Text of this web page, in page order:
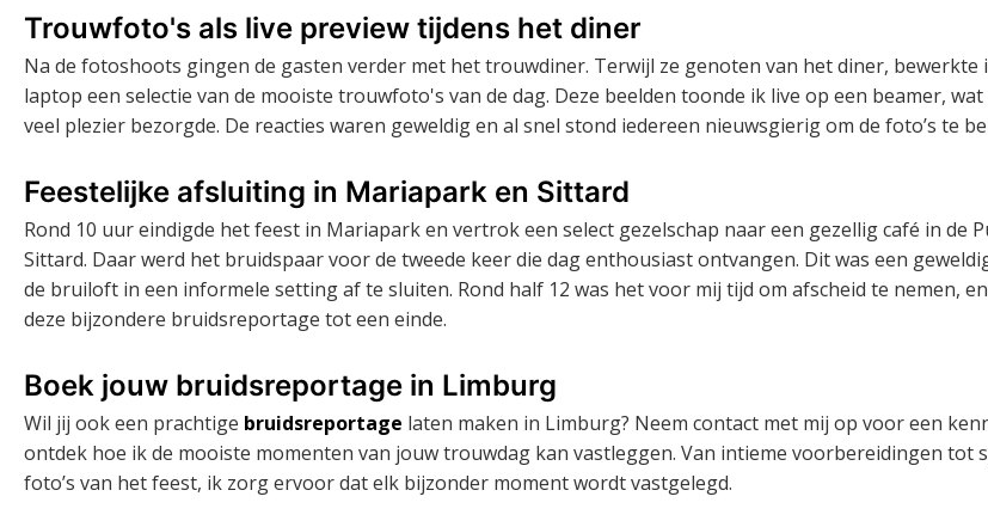
Trouwfoto's als live preview tijdens het diner
Na de fotoshoots gingen de gasten verder met het trouwdiner. Terwijl ze genoten van het diner, bewerkte
laptop een selectie van de mooiste trouwfoto's van de dag. Deze beelden toonde ik live op een beamer, wat
veel plezier bezorgde. De reacties waren geweldig en al snel stond iedereen nieuwsgierig om de foto’s te
Feestelijke afsluiting in Mariapark en Sittard
Rond 10 uur eindigde het feest in Mariapark en vertrok een select gezelschap naar een gezellig café in de
Sittard. Daar werd het bruidspaar voor de tweede keer die dag enthousiast ontvangen. Dit was een
de bruiloft in een informele setting af te sluiten. Rond half 12 was het voor mij tijd om afscheid te nemen,
deze bijzondere bruidsreportage tot een einde.
Boek jouw bruidsreportage in Limburg
Wil jij ook een prachtige bruidsreportage laten maken in Limburg? Neem contact met mij op voor een
ontdek hoe ik de mooiste momenten van jouw trouwdag kan vastleggen. Van intieme voorbereidingen tot
foto’s van het feest, ik zorg ervoor dat elk bijzonder moment wordt vastgelegd.